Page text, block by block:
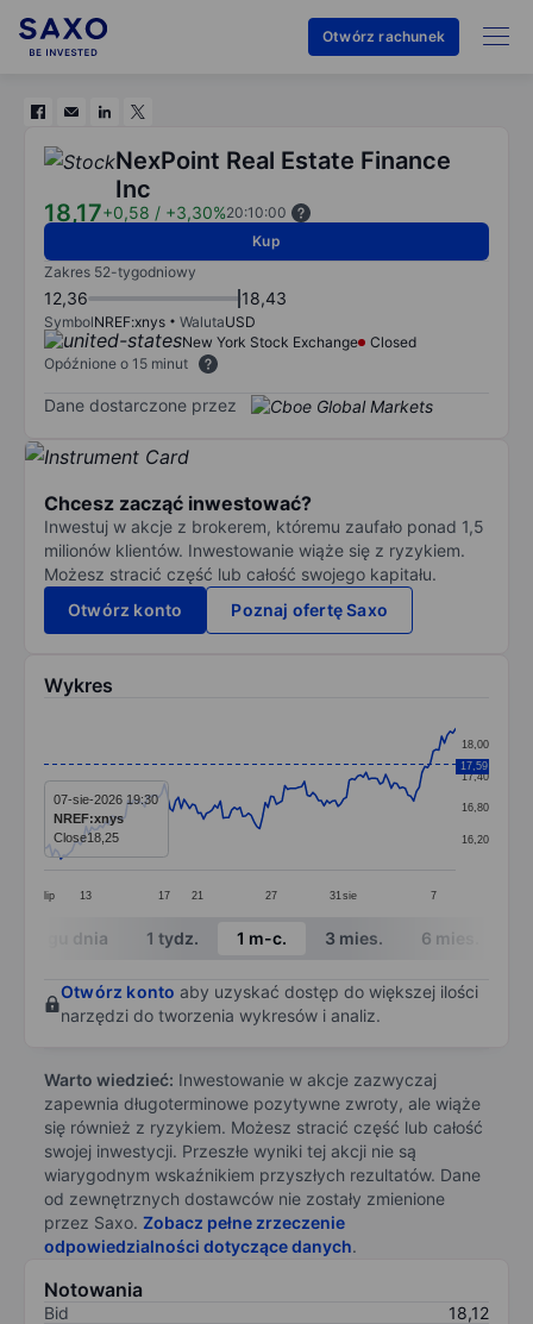
Otwórz rachunek
NexPoint Real Estate Finance
Inc
18,17+0,58 / +3,30%20:10:00
Kup
Zakres 52-tygodniowy
12,36 18,43
SymbolNREF:xnys WalutaUSD
New York Stock Exchange
Closed
Opóźnione o 15 minut
Dane dostarczone przez
Chcesz zacząć inwestować?
Inwestuj w akcje z brokerem, któremu zaufało ponad 1,5
milionów klientów. Inwestowanie wiąże się z ryzykiem.
Możesz stracić część lub całość swojego kapitału.
Otwórz konto
Poznaj ofertę Saxo
Wykres
Line chart with 148 data points.
The chart has 1 X axis displaying categories.
The chart has 1 Y axis displaying values. Data
lip 13 17 21 27 31 sie 7
16,20
16,80
17,40
18,00
17,59
07-sie-2026 19:30
NREF:xnys
Close18,25
End of interactive chart.
W ciągu dnia 1 tydz. 1 m-c. 3 mies. 6 mies.
Otwórz konto aby uzyskać dostęp do większej ilości
narzędzi do tworzenia wykresów i analiz.
Warto wiedzieć: Inwestowanie w akcje zazwyczaj
zapewnia długoterminowe pozytywne zwroty, ale wiąże
się również z ryzykiem. Możesz stracić część lub całość
swojej inwestycji. Przeszłe wyniki tej akcji nie są
wiarygodnym wskaźnikiem przyszłych rezultatów. Dane
od zewnętrznych dostawców nie zostały zmienione
przez Saxo. Zobacz pełne zrzeczenie
odpowiedzialności dotyczące danych.
Notowania
Bid
18,12